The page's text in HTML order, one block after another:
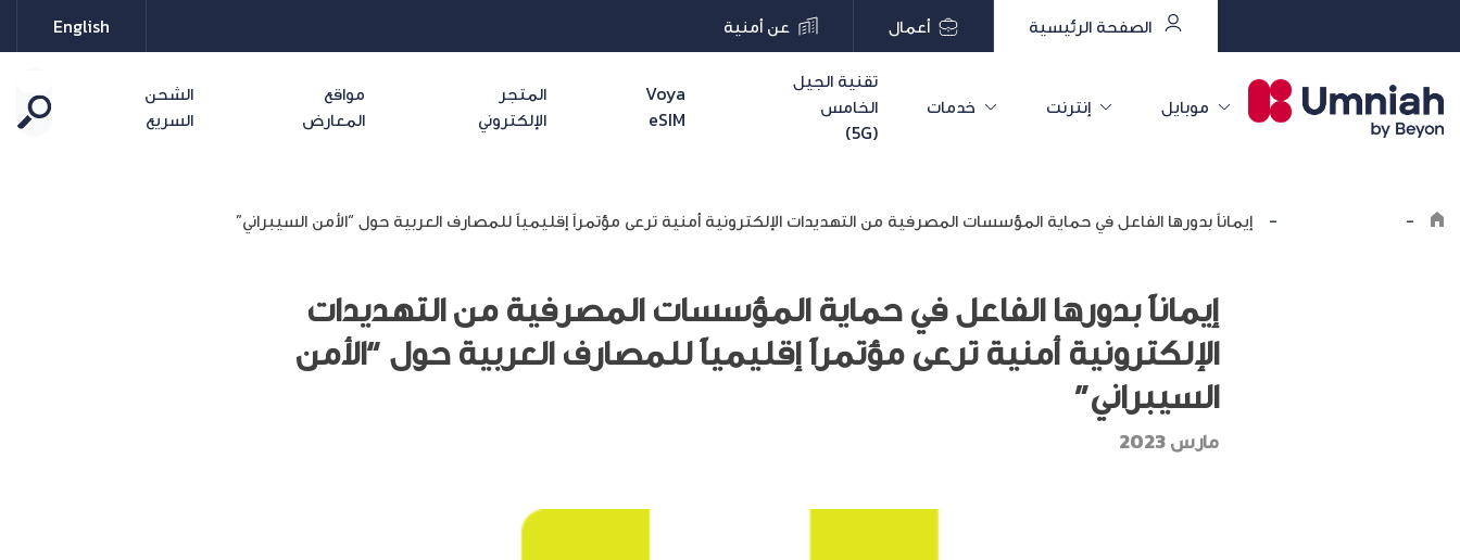
الصفحة الرئيسية أعمال عن أمنية English
موبايل إنترنت خدمات
تقنية الجيل
الخامس
(5G)
Voya
eSIM
المتجر
الإلكتروني
مواقع
المعارض
الشحن
السريع
-
- إيماناً بدورها الفاعل في حماية المؤسسات المصرفية من التهديدات الإلكترونية أمنية ترعى مؤتمراً إقليمياً للمصارف العربية حول “الأمن السيبراني”
إيماناً بدورها الفاعل في حماية المؤسسات المصرفية من التهديدات
الإلكترونية أمنية ترعى مؤتمراً إقليمياً للمصارف العربية حول “الأمن
السيبراني”
مارس 2023